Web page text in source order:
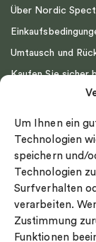
Um Ihnen ein
Technologien
speichern und/
Technologien
Surfverhalten
verarbeiten.
Zustimmung
Funktionen
Über Nordic
Umtausch und
Kaufen Sie sicher
Impressum
Ringgröße
Widerrufsrecht
Sekretesspolicy